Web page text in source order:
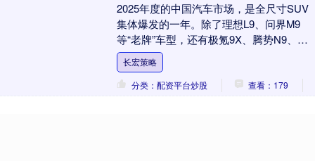
2025年度的中国汽车市场，是全尺寸SUV
集体爆发的一年。除了理想L9、问界M9
等“老牌”车型，还有极氪9X、腾势N9、全
新蔚来ES8等新车型扎堆上市。而如果
要....
长宏策略
分类：配资平台炒股
查看：179